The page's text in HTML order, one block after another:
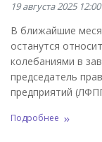
19 августа 2025 12:00
В ближайшие
останутся
колебаниями в
председатель
предприятий
Подробнее